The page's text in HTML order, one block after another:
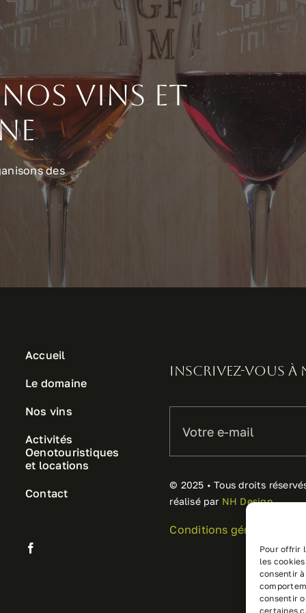
Pour offrir
les
consentir
consentir
certaines
vins et
des
Accueil
Le domaine
Nos vins
Activités
Oenotouristiques
et locations
Contact
Inscrivez-vous
© 2025 • Tous droits
réalisé par NH Design
Conditions générales de